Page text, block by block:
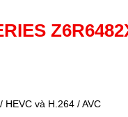
và H.264 / AVC